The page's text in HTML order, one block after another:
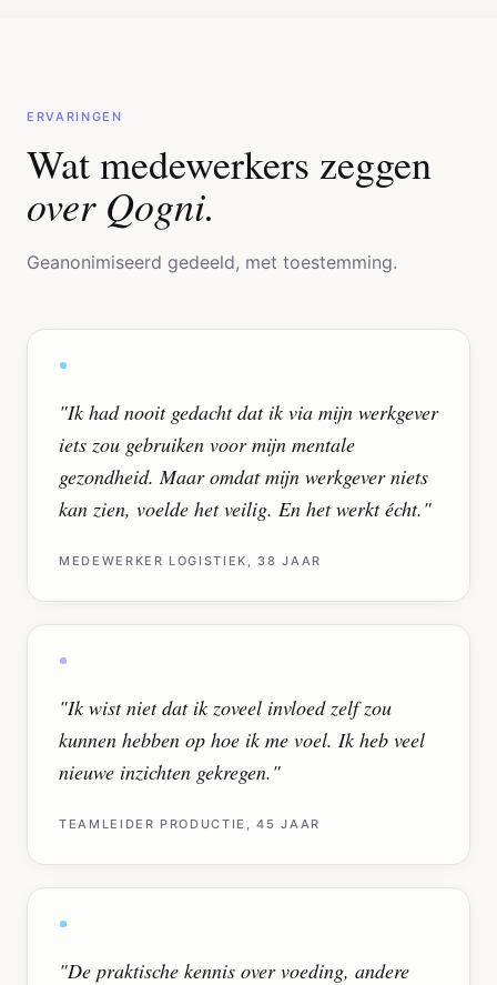
ERVARINGEN
Wat medewerkers zeggen
over Qogni.
Geanonimiseerd gedeeld, met toestemming.
"Ik had nooit gedacht dat ik via mijn werkgever
iets zou gebruiken voor mijn mentale
gezondheid. Maar omdat mijn werkgever niets
kan zien, voelde het veilig. En het werkt écht."
MEDEWERKER LOGISTIEK, 38 JAAR
"Ik wist niet dat ik zoveel invloed zelf zou
kunnen hebben op hoe ik me voel. Ik heb veel
nieuwe inzichten gekregen."
TEAMLEIDER PRODUCTIE, 45 JAAR
"De praktische kennis over voeding, andere